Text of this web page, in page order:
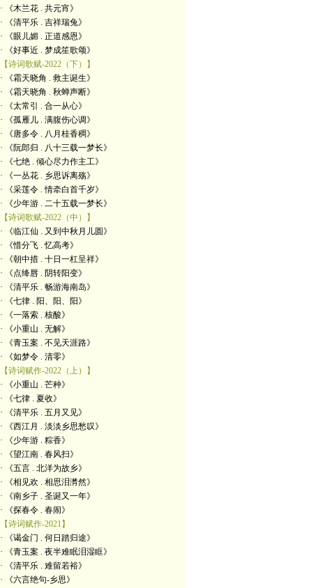
· 《木兰花 . 共元宵》
· 《清平乐 . 吉祥瑞兔》
· 《眼儿媚 . 正道感恩》
· 《好事近 . 梦成笙歌颂》
【诗词歌赋-2022（下）】
· 《霜天晓角 . 救主诞生》
· 《霜天晓角 . 秋蝉声断》
· 《太常引 . 合一从心》
· 《孤雁儿 . 满腹伤心调》
· 《唐多令 . 八月桂香稠》
· 《阮郎归 . 八十三载一梦长》
· 《七绝 . 倾心尽力作主工》
· 《一丛花 . 乡思诉离殇》
· 《采莲令 . 情牵白首千岁》
· 《少年游 . 二十五载一梦长》
【诗词歌赋-2022（中）】
· 《临江仙 . 又到中秋月儿圆》
· 《惜分飞 . 忆高考》
· 《朝中措 . 十日一杠呈祥》
· 《点绛唇 . 阴转阳变》
· 《清平乐 . 畅游海南岛》
· 《七律 . 阳、阳、阳》
· 《一落索 . 核酸》
· 《小重山 . 无解》
· 《青玉案 . 不见天涯路》
· 《如梦令 . 清零》
【诗词赋作-2022（上）】
· 《小重山 . 芒种》
· 《七律 . 夏收》
· 《清平乐 . 五月又见》
· 《西江月 . 淡淡乡思愁叹》
· 《少年游 . 粽香》
· 《望江南 . 春风扫》
· 《五言 . 北洋为故乡》
· 《相见欢 . 相思泪潸然》
· 《南乡子 . 圣诞又一年》
· 《探春令 . 春闹》
【诗词赋作-2021】
· 《谒金门 . 何日踏归途》
· 《青玉案 . 夜半难眠泪湿眶》
· 《清平乐 . 难留若裕》
· 《六言绝句-乡思》